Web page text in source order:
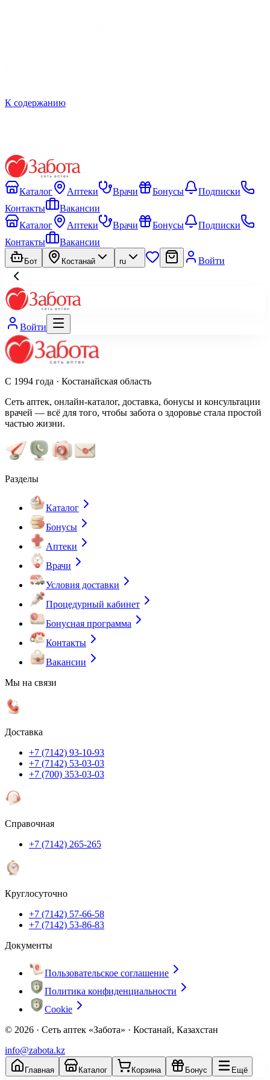
К содержанию
Каталог Аптеки Врачи Бонусы
Подписки
Контакты
Вакансии
Каталог
Аптеки Врачи Бонусы
Подписки
Контакты
Вакансии
Бот Костанай ru Войти
Войти
С 1994 года · Костанайская область
Сеть аптек, онлайн-каталог, доставка, бонусы и консультации
врачей — всё для того, чтобы забота о здоровье стала простой
частью жизни.
Разделы
Каталог
Бонусы
Аптеки
Врачи
Условия доставки
Процедурный кабинет
Бонусная программа
Контакты
Вакансии
Мы на связи
Доставка
+7 (7142) 93-10-93
+7 (7142) 53-03-03
+7 (700) 353-03-03
Справочная
+7 (7142) 265-265
Круглосуточно
+7 (7142) 57-66-58
+7 (7142) 53-86-83
Документы
Пользовательское соглашение
Политика конфиденциальности
Cookie
© 2026 · Сеть аптек «Забота» · Костанай, Казахстан
info@zabota.kz
Главная Каталог Корзина Бонус Ещё